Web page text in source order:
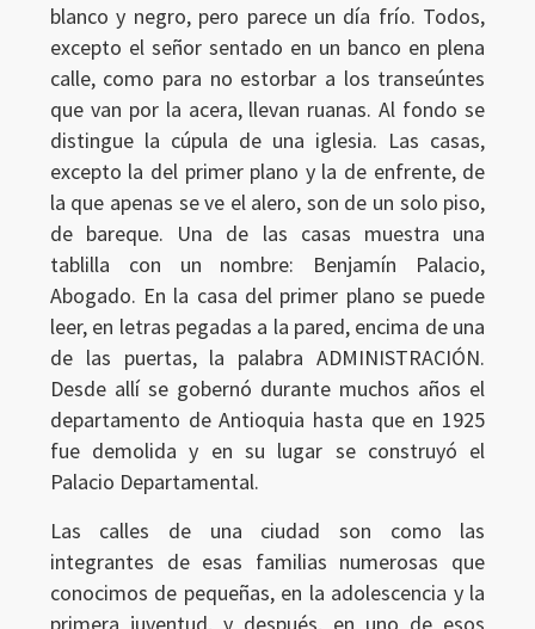
blanco y negro, pero parece un día frío. Todos,
excepto el señor sentado en un banco en plena
calle, como para no estorbar a los transeúntes
que van por la acera, llevan ruanas. Al fondo se
distingue la cúpula de una iglesia. Las casas,
excepto la del primer plano y la de enfrente, de
la que apenas se ve el alero, son de un solo piso,
de bareque. Una de las casas muestra una
tablilla con un nombre: Benjamín Palacio,
Abogado. En la casa del primer plano se puede
leer, en letras pegadas a la pared, encima de una
de las puertas, la palabra ADMINISTRACIÓN.
Desde allí se gobernó durante muchos años el
departamento de Antioquia hasta que en 1925
fue demolida y en su lugar se construyó el
Palacio Departamental.
Las calles de una ciudad son como las
integrantes de esas familias numerosas que
conocimos de pequeñas, en la adolescencia y la
primera juventud, y después, en uno de esos